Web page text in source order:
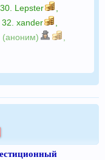
30. Lepster
32. xander
(аноним)